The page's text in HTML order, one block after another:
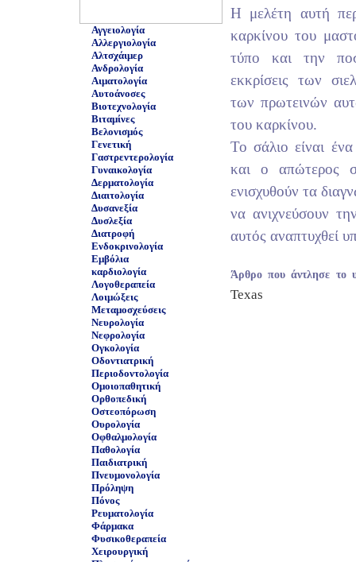
Αγγειολογία
Αλλεργιολογία
Αλτσχάιμερ
Ανδρολογία
Αιματολογία
Αυτοάνοσες
Βιοτεχνολογία
Βιταμίνες
Βελονισμός
Γενετική
Γαστρεντερολογία
Γυναικολογία
Δερματολογία
Διαιτολογία
Δυσανεξία
Δυσλεξία
Διατροφή
Ενδοκρινολογία
Εμβόλια
καρδιολογία
Λογοθεραπεία
Λοιμώξεις
Μεταμοσχεύσεις
Νευρολογία
Νεφρολογία
Ογκολογία
Οδοντιατρική
Περιοδοντολογία
Ομοιοπαθητική
Ορθοπεδική
Οστεοπόρωση
Ουρολογία
Οφθαλμολογία
Παθολογία
Παιδιατρική
Πνευμονολογία
Πρόληψη
Πόνος
Ρευματολογία
Φάρμακα
Φυσικοθεραπεία
Χειρουργική
Η μελέτη αυτή
καρκίνου του
τύπο και την
εκκρίσεις των
των πρωτεινών
του καρκίνου.
Το σάλιο είναι
και ο απώτερος
ενισχυθούν τα
να ανιχνεύσουν
αυτός αναπτυχθεί
Άρθρο που άντλησε το
Texas